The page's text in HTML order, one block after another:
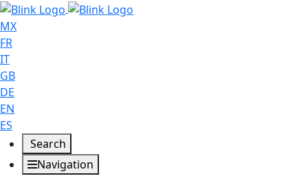
MX
FR
IT
GB
DE
EN
ES
Search
Navigation